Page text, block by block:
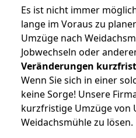
Es ist nicht immer
lange im Voraus zu
Umzüge nach
Jobwechseln oder
Veränderungen
Wenn Sie sich in einer
keine Sorge! Unsere
kurzfristige Umzüge von
Weidachsmühle zu lösen.